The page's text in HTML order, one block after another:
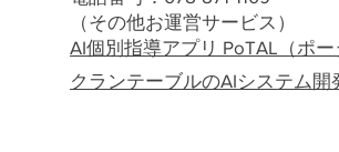
（その他お運営サービス）
AI個別指導アプリ PoTAL（ポー
クランテーブルのAIシステム開